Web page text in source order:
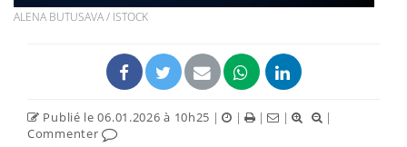
ALENA BUTUSAVA / ISTOCK
Publié le 06.01.2026 à 10h25 | | | |
|
Commenter